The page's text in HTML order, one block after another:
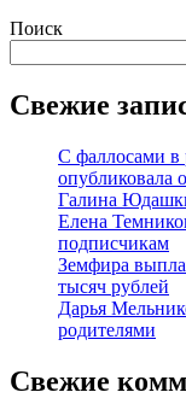
Поиск
Свежие
С фаллосами в
опубликовала
Галина
Елена
подписчикам
Земфира
тысяч рублей
Дарья
родителями
Свежие